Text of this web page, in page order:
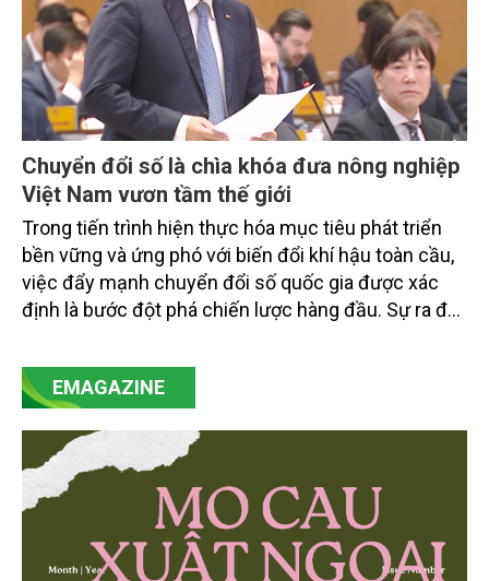
Chuyển đổi số là chìa khóa đưa nông nghiệp
Việt Nam vươn tầm thế giới
Trong tiến trình hiện thực hóa mục tiêu phát triển
bền vững và ứng phó với biến đổi khí hậu toàn cầu,
việc đẩy mạnh chuyển đổi số quốc gia được xác
định là bước đột phá chiến lược hàng đầu. Sự ra đời
mạnh mẽ, thúc đẩy quá trình cải cách toàn diện,
minh bạch hóa chuỗi cung ứng và nâng cao hiệu
then chốt là nông nghiệp và môi trường.
EMAGAZINE